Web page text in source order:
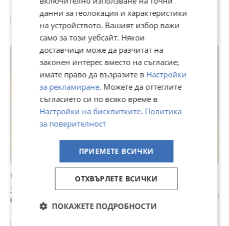
гр. Кюстендил, 23 юли
Балсами
Серум за сухи краища 30 мл
3,49 €
6,83 лв
гр. Кюстендил, 23 юли
данни за геолокация и характеристики
на устройството. Вашият избор важи
само за този уебсайт. Някои
доставчици може да разчитат на
законен интерес вместо на съгласие;
имате право да възразите в Настройки
за рекламиране. Можете да оттеглите
съгласието си по всяко време в
Настройки на бисквитките. Политика
за поверителност
ПРИЕМЕТЕ ВСИЧКИ
ОТХВЪРЛЕТЕ ВСИЧКИ
ПОКАЖЕТЕ ПОДРОБНОСТИ